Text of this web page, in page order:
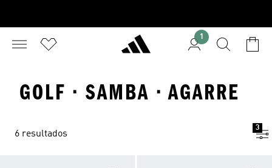
1
GOLF · SAMBA · AGARRE
6 resultados
3